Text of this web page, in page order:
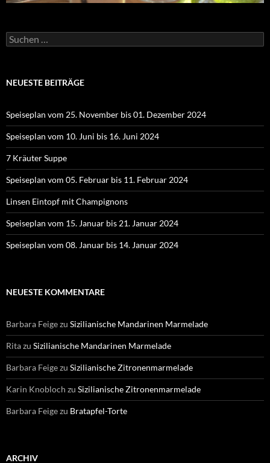
Suchen
nach:
NEUESTE BEITRÄGE
Speiseplan vom 25. November bis 01. Dezember 2024
Speiseplan vom 10. Juni bis 16. Juni 2024
7 Kräuter Suppe
Speiseplan vom 05. Februar bis 11. Februar 2024
Linsen Eintopf mit Champignons
Speiseplan vom 15. Januar bis 21. Januar 2024
Speiseplan vom 08. Januar bis 14. Januar 2024
NEUESTE KOMMENTARE
Barbara Feigezu Sizilianische Mandarinen Marmelade
Ritazu Sizilianische Mandarinen Marmelade
Barbara Feigezu Sizilianische Zitronenmarmelade
Karin Knobloch zu Sizilianische Zitronenmarmelade
Barbara Feigezu Bratapfel-Torte
ARCHIV